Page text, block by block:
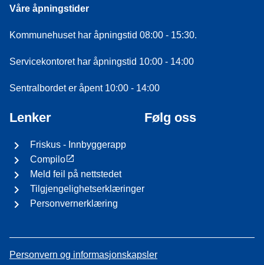
Våre åpningstider
Kommunehuset har åpningstid 08:00 - 15:30.
Servicekontoret har åpningstid 10:00 - 14:00
Sentralbordet er åpent 10:00 - 14:00
Lenker
Friskus - Innbyggerapp
Compilo
Meld feil på nettstedet
Tilgjengelighetserklæringer
Personvernerklæring
Følg oss
Personvern og informasjonskapsler